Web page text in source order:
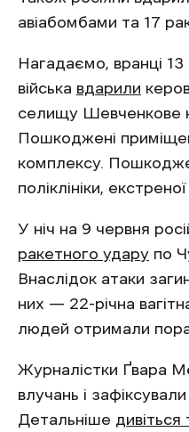
авіабомбами та 17
Нагадаємо, вранці 13
війська вдарили
селищу Шевченкове
Пошкоджені
комплексу.
поліклініки,
У ніч на 9 червня
ракетного удару по
Внаслідок атаки
них — 22-річна
людей отримали
Журналістки Ґвара
влучань і
Детальніше дивіться